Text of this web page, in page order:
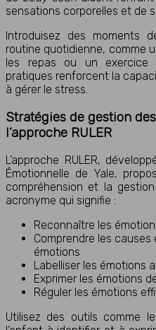
sensations corporelles et de
Introduisez des moments
routine quotidienne, comme
les repas ou un exercice
pratiques renforcent la
à gérer le stress.
Stratégies de gestion
l’approche RULER
L’approche RULER,
Émotionnelle de Yale,
compréhension et la
acronyme qui signifie :
Reconnaître les
Comprendre les
émotions
Labelliser les émotions
Exprimer les émotions
Réguler les émotions
Utilisez des outils comme